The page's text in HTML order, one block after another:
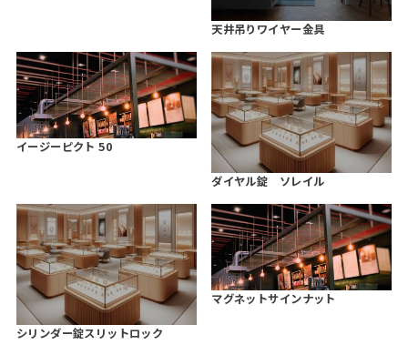
天井吊りワイヤー金具
イージーピクト 50
ダイヤル錠 ソレイル
シリンダー錠スリットロック
マグネットサインナット